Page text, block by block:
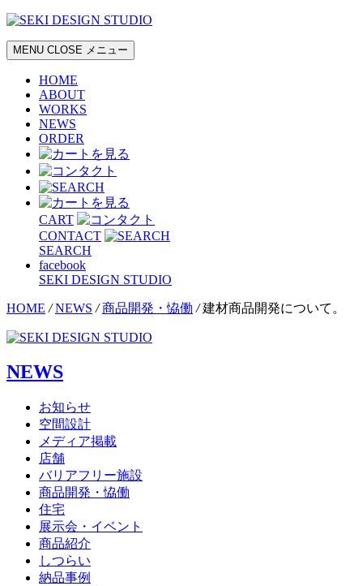
MENU CLOSE メニュー
HOME
ABOUT
WORKS
NEWS
ORDER
CART
CONTACT
SEARCH
facebook
SEKI DESIGN STUDIO
HOME / NEWS / 商品開発・恊働 / 建材商品開発について。
NEWS
お知らせ
空間設計
メディア掲載
店舗
バリアフリー施設
商品開発・恊働
住宅
展示会・イベント
商品紹介
しつらい
納品事例